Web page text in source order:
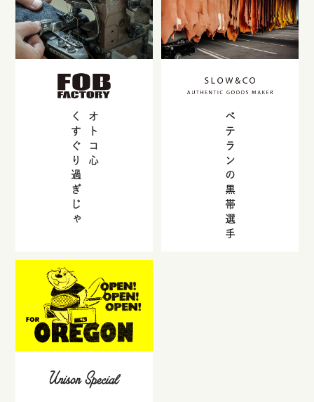
オトコ心
くすぐり過ぎじゃ ベテランの黒帯選手